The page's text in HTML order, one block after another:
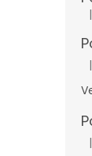
|
|
|